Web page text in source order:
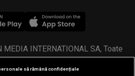
INTERNATIONAL SA, Toate
rezervate.
să rămână confidențiale